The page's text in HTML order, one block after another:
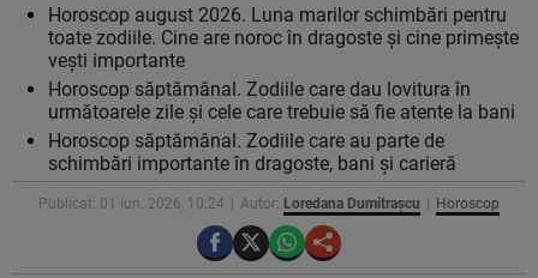
Horoscop august 2026. Luna marilor schimbări pentru
toate zodiile. Cine are noroc în dragoste și cine primește
vești importante
Horoscop săptămânal. Zodiile care dau lovitura în
următoarele zile și cele care trebuie să fie atente la bani
Horoscop săptămânal. Zodiile care au parte de
schimbări importante în dragoste, bani și carieră
Publicat: 01 iun. 2026, 10:24 Autor: Loredana Dumitrașcu Horoscop